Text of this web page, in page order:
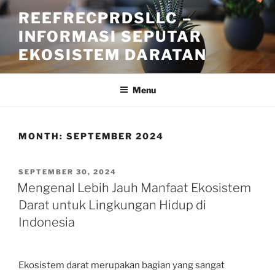
Skip
to
content
REEFRECPRDSLLC –
INFORMASI SEPUTAR
EKOSISTEM DARATAN
Menu
MONTH: SEPTEMBER 2024
POSTED
ON
SEPTEMBER 30, 2024
Mengenal Lebih Jauh Manfaat Ekosistem
Darat untuk Lingkungan Hidup di
Indonesia
Ekosistem darat merupakan bagian yang sangat